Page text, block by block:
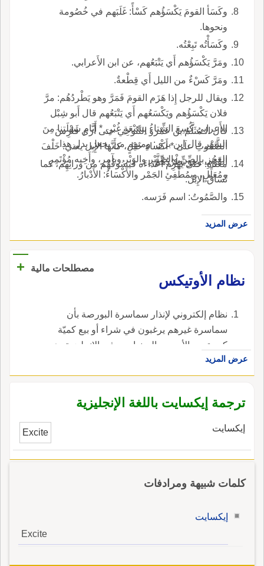
وكَسَأ القومَ يَكْسَؤُهم كَسْأً: غَلَبَهم في خُصُومة
ونحوها.
وكَسَأْتُه تَبِعْتُه.
ومَرَّ يَكْسَؤُهم أَي يَتْبَعُهم، عن ابن الأَعرابي.
ومَرَّ كَسْءٌ من الليل أَي قِطْعةٌ.
ويقال للرجل إِذا هَزَم القومَ فَمَرَّ وهو يَطْردُهُم: مرَّ
فلان يَكْسَؤُهم ويَكْسَعُهم أَي يَتْبَعُهم قال أَبو شِبْل
الأَعرابي كُسِعَ الشِّتاءُ بِسَبْعَةٍ غُبْرِ، * أَيَّامِ شَهْلَتِنا مِنَ
الشَّهْر قال ابن بري: ومنهم من يجعل بدل هذا
العَجُز بالصِّنِّ والصِّنَّبْرِ والوَبْر وبآمِرٍ، وأَخِيه مُؤْتَمِرٍ
ومُعَلِّلٍ، وبمُطْفِئِ الجَمْر والأَكْسَاءُ: الأَدْبارُ.
قال الـمُثَلَّمُ بن عَمْرو التَّنُوخِي حتى أَرَى فارِسَ
الصَّمُوتِ علَى * أَكْساءِ خَيْلٍ، كأَنَّها الإِبِل يعني: خَلْفَ
القَوْمِ، وهو يَطْرُدُهُم.
معناه: حتى يَهْزِم أَعْداءَه فيَسُوقُهُم من ورائِهِم، كما
تُساقُ الإِبل.
والصَّمُوتُ: اسم فَرَسه.
عرض المزيد
مصطلحات مالية
+
نظام الأوتيكس
نظام إلكتروني لإنذار سماسرة البورصة بأن
سماسرة غيرهم يرغبون في شراء أو بيع كميّة
كبيرة من الأسهم والسندات. ، في الإنجليزية، هي
autex.
عرض المزيد
ترجمة إيكسايت باللغة الإنجليزية
إيكسايت Excite
كلمات شبيهة ومرادفات
إيكسايت
Excite